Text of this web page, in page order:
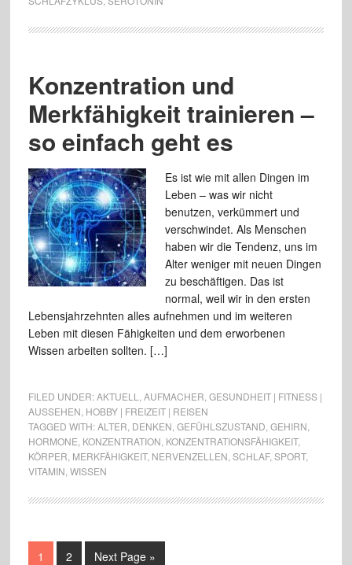
Konzentration und
Merkfähigkeit trainieren –
so einfach geht es
Es ist wie mit allen Dingen im
Leben – was wir nicht
benutzen, verkümmert und
verschwindet. Als Menschen
haben wir die Tendenz, uns im
Alter weniger mit neuen Dingen
zu beschäftigen. Das ist
normal, weil wir in den ersten
Lebensjahrzehnten alles aufnehmen und im weiteren
Leben mit diesen Fähigkeiten und dem erworbenen
Wissen arbeiten sollten. […]
FILED UNDER:AKTUELL AUFMACHER GESUNDHEIT | FITNESS |
AUSSEHEN HOBBY | FREIZEIT | REISEN
TAGGED WITH:ALTER DENKEN GEFÜHLSZUSTAND GEHIRN
HORMONE KONZENTRATION KONZENTRATIONSFÄHIGKEIT,
KÖRPER MERKFÄHIGKEIT, NERVENZELLEN SCHLAF, SPORT,
VITAMIN WISSEN
1 2 Next Page »